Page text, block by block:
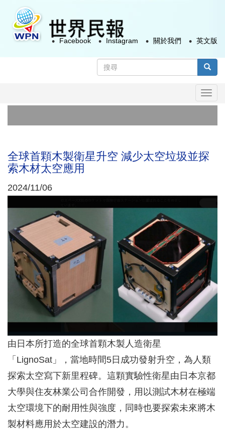
容
搜
尋
Facebook Instagram 關於我們 英文版
全球首顆木製衛星升空 減少太空垃圾並探
索木材太空應用
2024/11/06
由日本所打造的全球首顆木製人造衛星
「LignoSat」，當地時間5日成功發射升空，為人類
探索太空寫下新里程碑。這顆實驗性衛星由日本京都
大學與住友林業公司合作開發，用以測試木材在極端
太空環境下的耐用性與強度，同時也要探索未來將木
製材料應用於太空建設的潛力。